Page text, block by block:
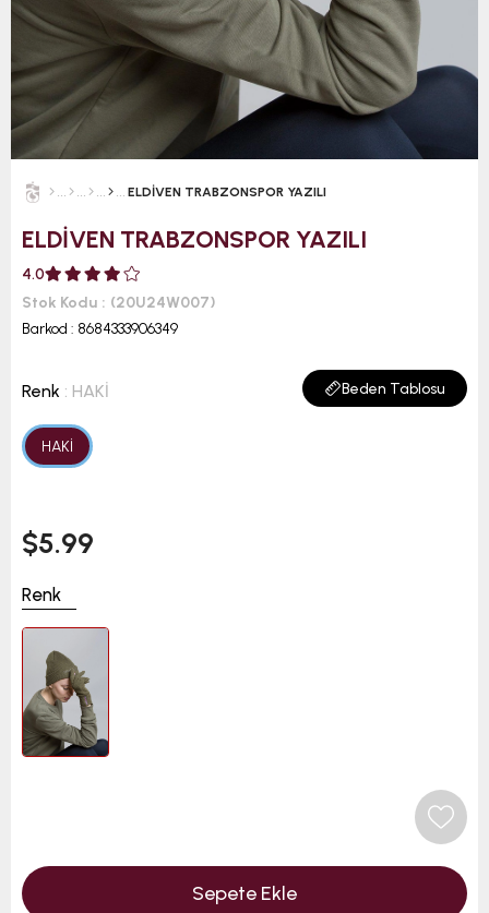
ELDİVEN TRABZONSPOR YAZILI
ELDİVEN TRABZONSPOR YAZILI
4.0
Stok Kodu
(20U24W007)
Barkod : 8684333906349
Renk Beden Tablosu
: HAKİ
HAKİ
$5.99
Renk